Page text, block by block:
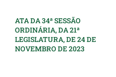
ATA DA 34ª SESSÃO
ORDINÁRIA, DA 21ª
LEGISLATURA, DE 24 DE
NOVEMBRO DE 2023